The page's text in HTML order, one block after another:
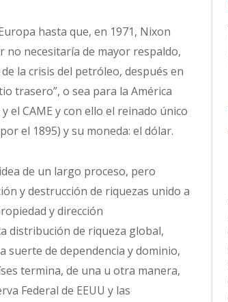
hasta que, en 1971, Nixon
necesitaría de mayor respaldo,
la crisis del petróleo, después en
trasero”, o sea para la América
el CAME y con ello el reinado único
el 1895) y su moneda: el dólar.
de un largo proceso, pero
y destrucción de riquezas unido a
y dirección
distribución de riqueza global,
suerte de dependencia y dominio,
termina, de una u otra manera,
Federal de EEUU y las